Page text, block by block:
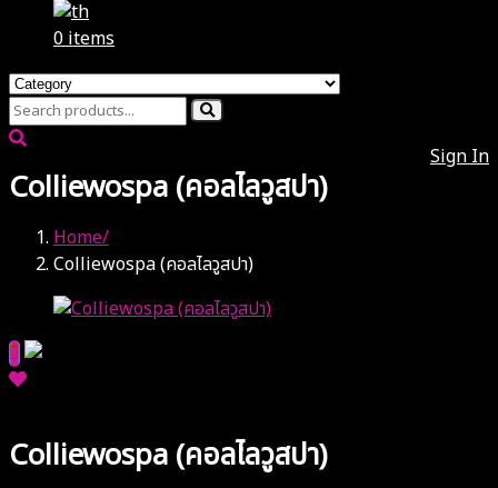
0 items
Sign In
Colliewospa (คอลไลวูสปา)
Home
Colliewospa (คอลไลวูสปา)
Colliewospa (คอลไลวูสปา)